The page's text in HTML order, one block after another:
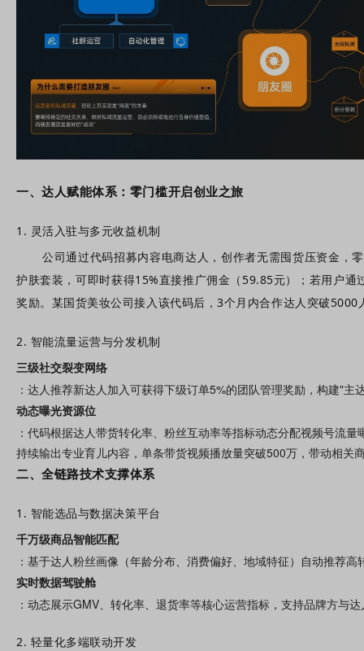
一、达人赋能体系：零门槛开启创业之旅
1. 灵活入驻与多元收益机制
公司通过代码招募内容电商达人，创作者无需囤货压资金，
护肤套装，可即时获得15%直接推广佣金（59.85元）；若用户
奖励。某国货美妆公司接入该代码后，3个月内合作达人突破
2. 智能流量运营与分发机制
三级社交裂变网络
：达人推荐新达人加入可获得下级订单5%的团队管理奖励，构建"
动态曝光资源位
： 代码根据达人带货转化率、粉丝互动率等指标动态分配视频号流
持续输出专业育儿内容，单条带货视频播放量突破500万，带动相关
二、全链路技术支撑体系
1. 智能选品与数据决策平台
千万级商品智能匹配
：基于达人粉丝画像（年龄分布、消费偏好、地域特征）自动推荐
实时数据驾驶舱
：动态展示GMV、转化率、退货率等核心运营指标，支持品牌方与
2. 轻量化多端联动开发